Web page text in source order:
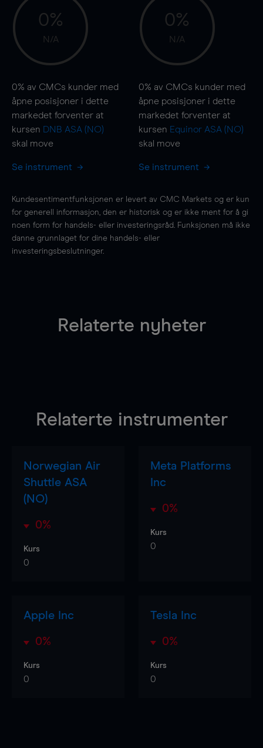
0%
N/A
0% av CMCs kunder med
åpne posisjoner i dette
markedet forventer at
kursen DNB ASA (NO)
skal move
Se instrument
0%
N/A
0% av CMCs kunder med
åpne posisjoner i dette
markedet forventer at
kursen Equinor ASA (NO)
skal move
Se instrument
Kundesentimentfunksjonen er levert av CMC Markets og er kun
for generell informasjon, den er historisk og er ikke ment for å gi
noen form for handels- eller investeringsråd. Funksjonen må ikke
danne grunnlaget for dine handels- eller
investeringsbeslutninger.
Relaterte nyheter
Relaterte instrumenter
Norwegian Air
Shuttle ASA
(NO)
0%
Kurs
0
Meta Platforms
Inc
0%
Kurs
0
Apple Inc
0%
Kurs
0
Tesla Inc
0%
Kurs
0